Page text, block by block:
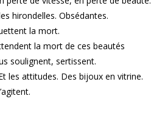
hirondelles. Obsédantes.
la mort.
la mort de ces beautés
soulignent, sertissent.
les attitudes. Des bijoux en vitrine.